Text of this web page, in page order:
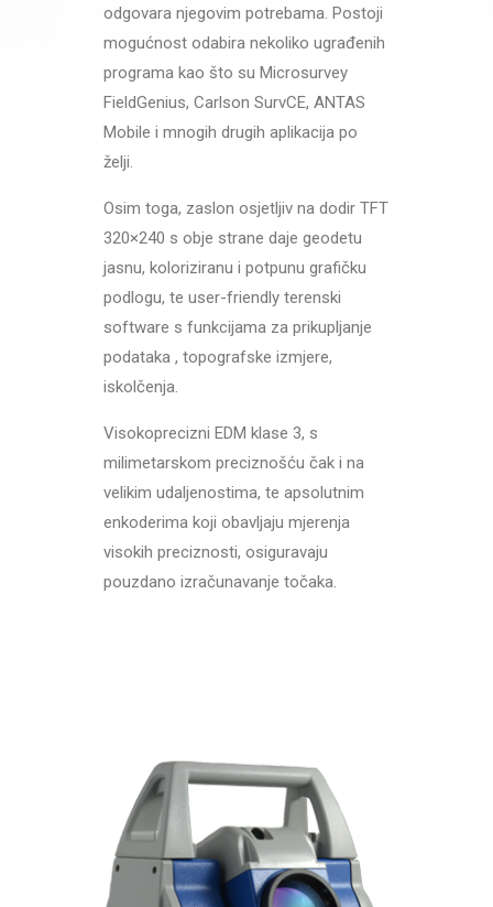
odgovara njegovim potrebama. Postoji
mogućnost odabira nekoliko ugrađenih
programa kao što su Microsurvey
FieldGenius, Carlson SurvCE, ANTAS
Mobile i mnogih drugih aplikacija po
želji.
Osim toga, zaslon osjetljiv na dodir TFT
320×240 s obje strane daje geodetu
jasnu, koloriziranu i potpunu grafičku
podlogu, te user-friendly terenski
software s funkcijama za prikupljanje
podataka , topografske izmjere,
iskolčenja.
Visokoprecizni EDM klase 3, s
milimetarskom preciznošću čak i na
velikim udaljenostima, te apsolutnim
enkoderima koji obavljaju mjerenja
visokih preciznosti, osiguravaju
pouzdano izračunavanje točaka.